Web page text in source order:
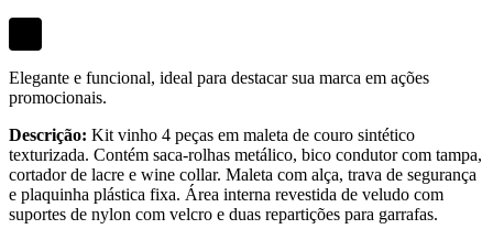
Elegante e funcional, ideal para destacar sua marca em ações
promocionais.
Descrição: Kit vinho 4 peças em maleta de couro sintético
texturizada. Contém saca-rolhas metálico, bico condutor com tampa,
cortador de lacre e wine collar. Maleta com alça, trava de segurança
e plaquinha plástica fixa. Área interna revestida de veludo com
suportes de nylon com velcro e duas repartições para garrafas.